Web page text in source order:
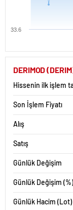
33.6
DERIMOD
Hissenin ilk işlem
Son İşlem Fiyatı
Alış
Satış
Günlük Değişim
Günlük Değişim (%)
Günlük Hacim (Lot)